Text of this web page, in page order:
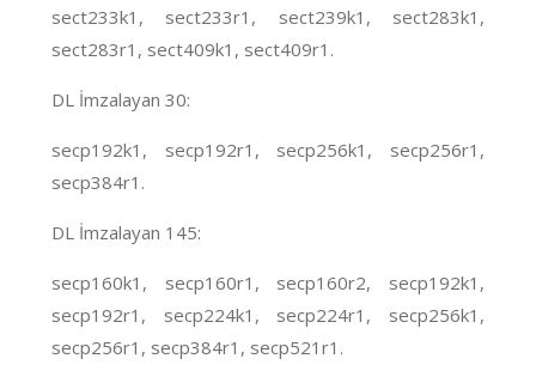
sect233k1, sect233r1, sect239k1, sect283k1,
sect283r1, sect409k1, sect409r1.
DL İmzalayan 30:
secp192k1, secp192r1, secp256k1, secp256r1,
secp384r1.
DL İmzalayan 145:
secp160k1, secp160r1, secp160r2, secp192k1,
secp192r1, secp224k1, secp224r1, secp256k1,
secp256r1, secp384r1, secp521r1.